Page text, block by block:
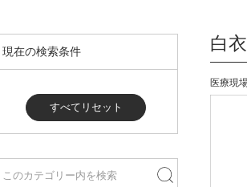
現在の検索条件
すべてリセット
白
医療現